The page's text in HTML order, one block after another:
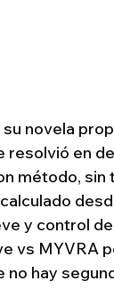
novela
resolvió en
método, sin
y control
vs MYVRA
hay